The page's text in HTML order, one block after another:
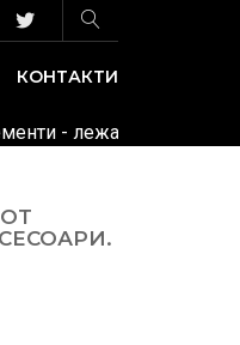
КОНТАКТИ
- лежанки, прави,